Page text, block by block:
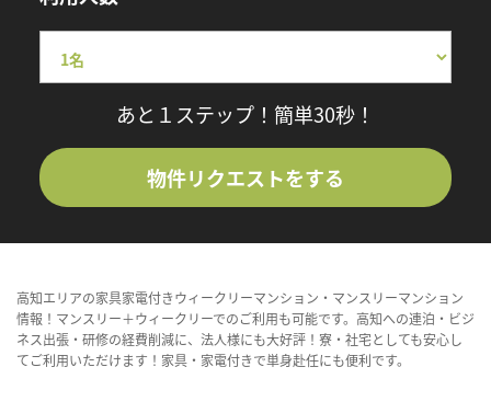
あと１ステップ！簡単30秒！
物件リクエストをする
高知エリアの家具家電付きウィークリーマンション・マンスリーマンション
情報！マンスリー＋ウィークリーでのご利用も可能です。高知への連泊・ビジ
ネス出張・研修の経費削減に、法人様にも大好評！寮・社宅としても安心し
てご利用いただけます！家具・家電付きで単身赴任にも便利です。